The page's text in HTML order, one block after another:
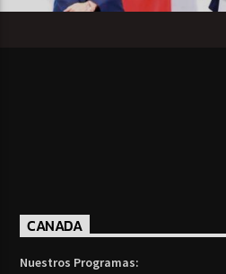
CANADA
Nuestros Programas: